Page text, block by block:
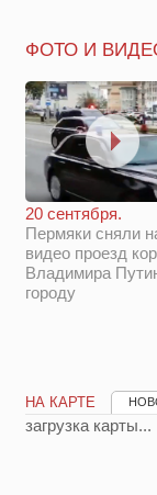
ФОТО И
20 сентября.
Пермяки сняли
видео проезд
Владимира
городу
НА КАРТЕ
загрузка карты...